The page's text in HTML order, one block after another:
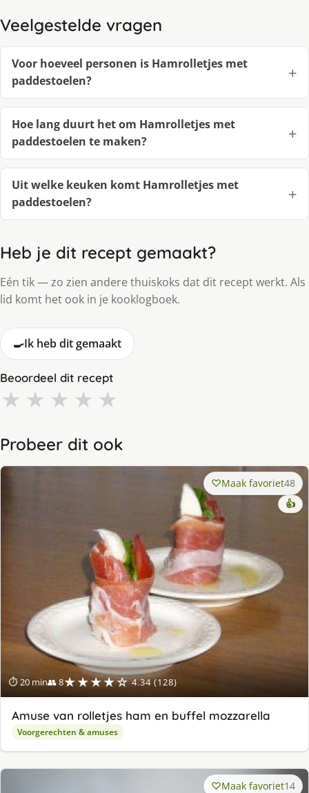
Veelgestelde vragen
Voor hoeveel personen is Hamrolletjes met
paddestoelen?
Hoe lang duurt het om Hamrolletjes met
paddestoelen te maken?
Uit welke keuken komt Hamrolletjes met
paddestoelen?
Heb je dit recept gemaakt?
Eén tik — zo zien andere thuiskoks dat dit recept werkt. Als
lid komt het ook in je kooklogboek.
🍳Ik heb dit gemaakt
Beoordeel dit recept
★ ★ ★ ★ ★
Probeer dit ook
⏱ 20 min👥 8★★★★☆ 4.34 (128)
Maak favoriet48
👍
Amuse van rolletjes ham en buffel mozzarella
Voorgerechten & amuses
Maak favoriet14